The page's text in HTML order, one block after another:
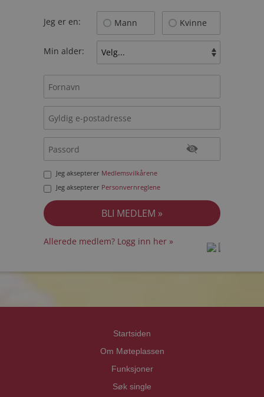
Jeg er en: Mann Kvinne
Min alder:
Jeg aksepterer Medlemsvilkårene
Jeg aksepterer Personvernreglene
Allerede medlem? Logg inn her »
Startsiden
Om Møteplassen
Funksjoner
Søk single